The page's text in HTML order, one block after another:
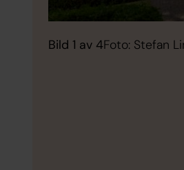
Bild 1 av 4Foto: Stefan